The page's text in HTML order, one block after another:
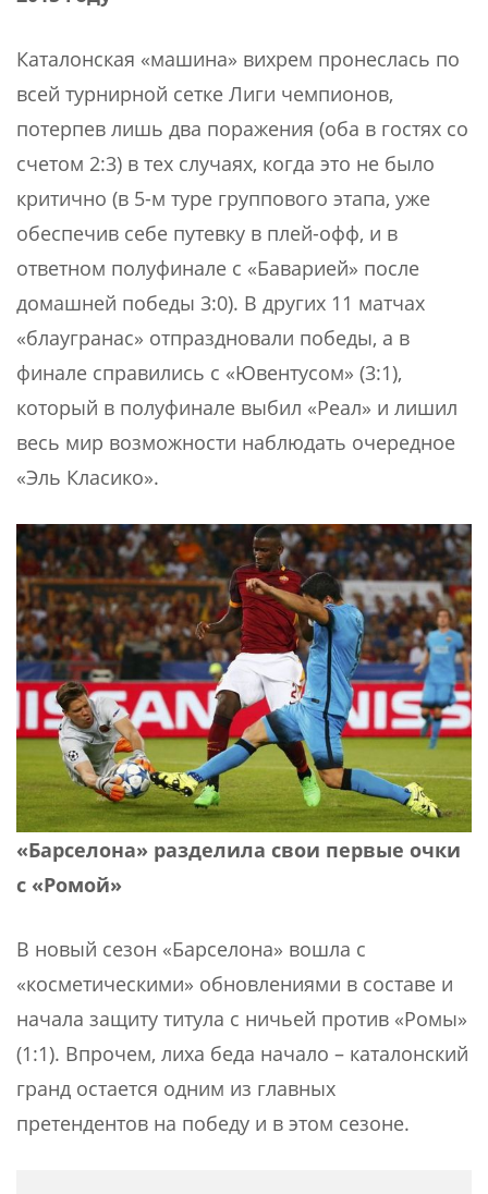
Каталонская «машина» вихрем пронеслась по
всей турнирной сетке Лиги чемпионов,
потерпев лишь два поражения (оба в гостях со
счетом 2:3) в тех случаях, когда это не было
критично (в 5-м туре группового этапа, уже
обеспечив себе путевку в плей-офф, и в
ответном полуфинале с «Баварией» после
домашней победы 3:0). В других 11 матчах
«блаугранас» отпраздновали победы, а в
финале справились с «Ювентусом» (3:1),
который в полуфинале выбил «Реал» и лишил
весь мир возможности наблюдать очередное
«Эль Класико».
«Барселона» разделила свои первые очки
с «Ромой»
В новый сезон «Барселона» вошла с
«косметическими» обновлениями в составе и
начала защиту титула с ничьей против «Ромы»
(1:1). Впрочем, лиха беда начало – каталонский
гранд остается одним из главных
претендентов на победу и в этом сезоне.